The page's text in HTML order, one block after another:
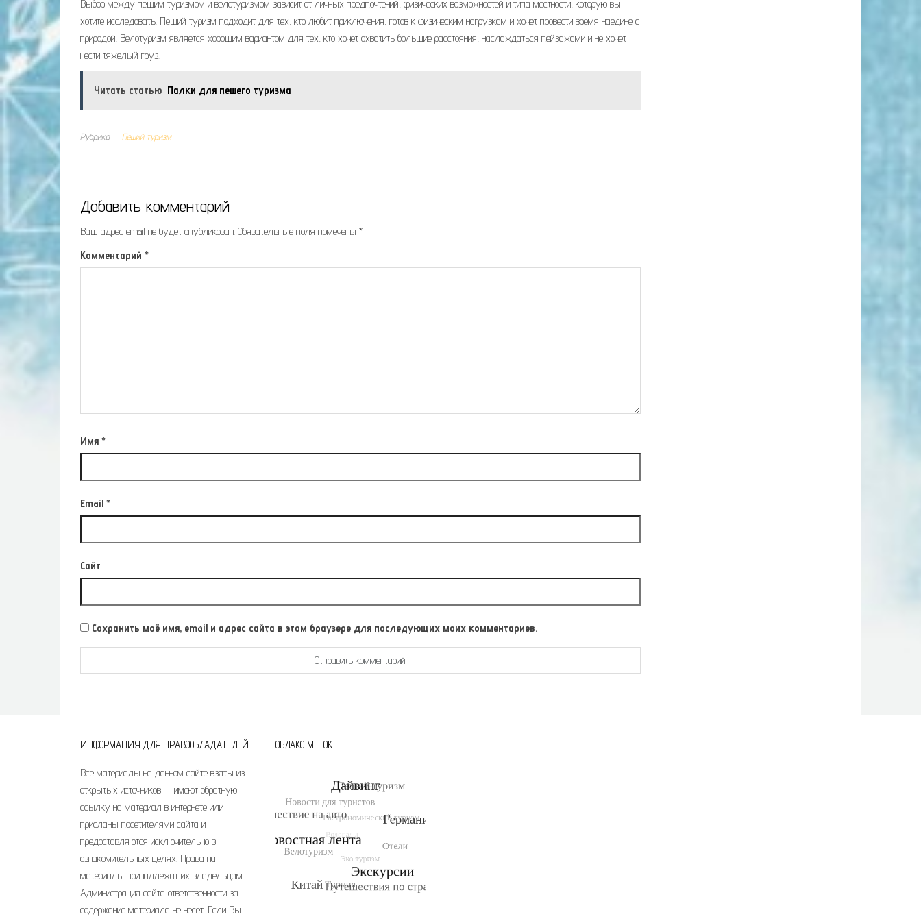
Выбор между пешим туризмом и велотуризмом зависит от личных предпочтений, физических возможностей и типа местности, которую вы
хотите исследовать. Пеший туризм подходит для тех, кто любит приключения, готов к физическим нагрузкам и хочет провести время наедине с
природой. Велотуризм является хорошим вариантом для тех, кто хочет охватить большие расстояния, наслаждаться пейзажами и не хочет
нести тяжелый груз.
Читать статью Палки для пешего туризма
Рубрика Пеший туризм
Добавить комментарий
Ваш адрес email не будет опубликован. Обязательные поля помечены *
Комментарий *
Имя *
Email *
Сайт
Сохранить моё имя, email и адрес сайта в этом браузере для последующих моих комментариев.
ИНФОРМАЦИЯ ДЛЯ ПРАВООБЛАДАТЕЛЕЙ
Все материалы на данном сайте взяты из
открытых источников — имеют обратную
ссылку на материал в интернете или
присланы посетителями сайта и
предоставляются исключительно в
ознакомительных целях. Права на
материалы принадлежат их владельцам.
Администрация сайта ответственности за
содержание материала не несет. Если Вы
ОБЛАКО МЕТОК